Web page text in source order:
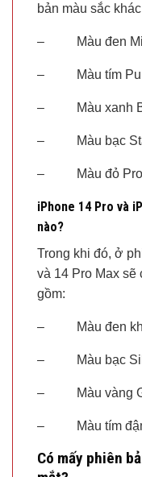
bản màu sắc
– Màu đen
– Màu tím
– Màu xanh
– Màu bạc
– Màu đỏ
iPhone 14 Pro và
nào?
Trong khi đó, ở
và 14 Pro Max sẽ
gồm:
– Màu đen
– Màu bạc
– Màu vàng
– Màu tím đậm
Có mấy phiên